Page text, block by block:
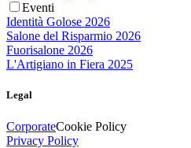
Eventi
Identità Golose 2026
Salone del Risparmio 2026
Fuorisalone 2026
L'Artigiano in Fiera 2025
Legal
CorporateCookie Policy
Privacy Policy